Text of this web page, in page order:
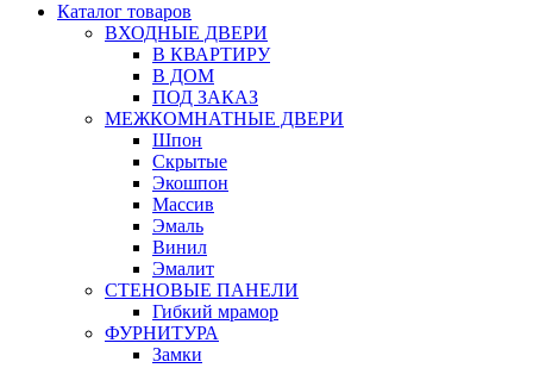
Каталог товаров
ВХОДНЫЕ ДВЕРИ
В КВАРТИРУ
В ДОМ
ПОД ЗАКАЗ
МЕЖКОМНАТНЫЕ ДВЕРИ
Шпон
Скрытые
Экошпон
Массив
Эмаль
Винил
Эмалит
СТЕНОВЫЕ ПАНЕЛИ
Гибкий мрамор
ФУРНИТУРА
Замки